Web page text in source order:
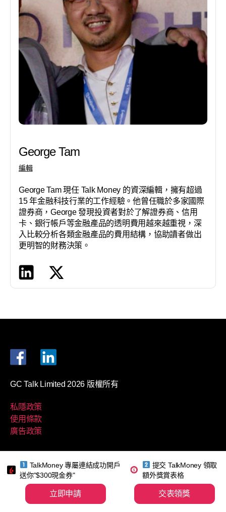
George Tam
編輯
George Tam 現任 Talk Money 的資深編輯，擁有超過
15 年金融科技行業的工作經驗。他曾任職於多家國際
證券商，George 發現投資者對於了解證券商、信用
卡、銀行帳戶等金融產品的透明費用越來越重視，深
入比較分析各類金融產品的費用結構，協助讀者做出
更明智的財務決策。
GC Talk Limited 2026 版權所有
私隱政策
使用條款
廣告政策
免責聲明：
Talk Money提供最新金融資訊，但可能與官方網站有所出
入。我們不提供專業建議。請務必仔細閱讀相關金融產品
的官方條款及細則，並在做出任何決定前進行充分研究。
TalkMoney 專屬連結成功開戶
送你"$300現金券"
立即申請
提交 TalkMoney 領取
額外獎賞表格
交表領獎